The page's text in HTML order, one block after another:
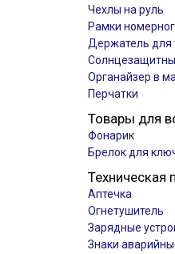
Чехлы на руль
Рамки
Держатель для
Органайзер в
Перчатки
Товары для
Фонарик
Брелок для
Техническая
Аптечка
Огнетушитель
Зарядные
Знаки